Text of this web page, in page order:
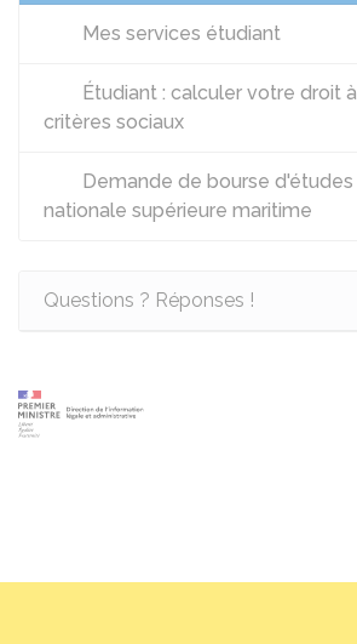
Mes services étudiant
Étudiant : calculer votre droit
critères sociaux
Demande de bourse d'études
nationale supérieure maritime
Questions ? Réponses !